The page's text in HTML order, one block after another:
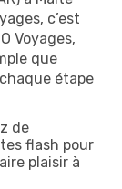
c’est
Voyages,
que
étape
de
flash pour
plaisir à